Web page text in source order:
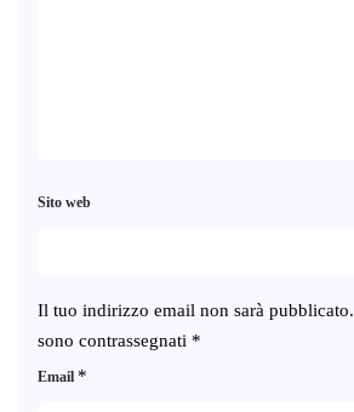
Il tuo indirizzo email non sarà pubblicato.
sono contrassegnati *
Email *
Sito web